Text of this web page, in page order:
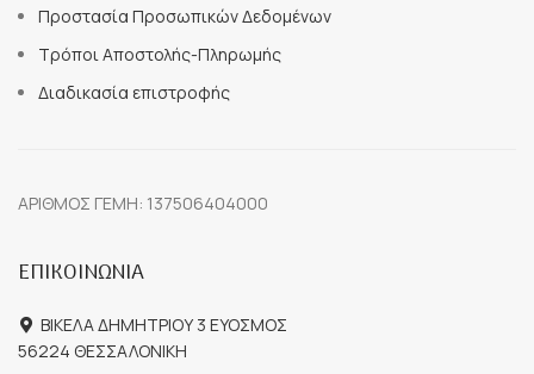
Προστασία Προσωπικών Δεδομένων
Τρόποι Αποστολής-Πληρωμής
Διαδικασία επιστροφής
ΑΡΙΘΜΟΣ ΓΕΜΗ: 137506404000
ΕΠΙΚΟΙΝΩΝΙΑ
ΒΙΚΕΛΑ ΔΗΜΗΤΡΙΟΥ 3 ΕΥΟΣΜΟΣ
56224 ΘΕΣΣΑΛΟΝΙΚΗ